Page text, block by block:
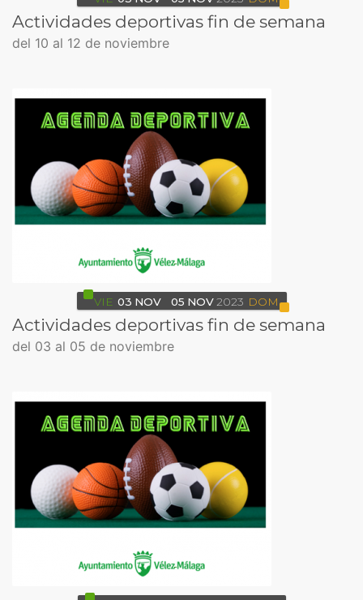
Actividades deportivas fin de semana
del 10 al 12 de noviembre
VIE 03 NOV 05 NOV 2023 DOM
Actividades deportivas fin de semana
del 03 al 05 de noviembre